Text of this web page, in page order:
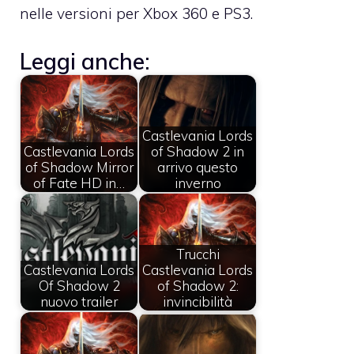
nelle versioni per Xbox 360 e PS3.
Leggi anche:
Castlevania Lords
of Shadow Mirror
of Fate HD in…
Castlevania Lords
of Shadow 2 in
arrivo questo
inverno
Castlevania Lords
Of Shadow 2
nuovo trailer
Trucchi
Castlevania Lords
of Shadow 2:
invincibilità